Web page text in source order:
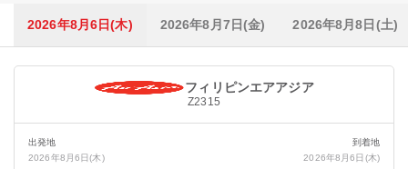
2026年8月6日(木) 2026年8月7日(金) 2026年8月8日(土)
フィリピンエアアジア
Z2315
出発地
2026年8月6日(木)
到着地
2026年8月6日(木)